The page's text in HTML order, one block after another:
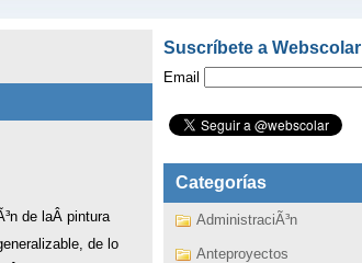
de laÂ pintura
de lo
Suscríbete a Webscolar
Email
Categorías
AdministraciÃ³n
Anteproyectos